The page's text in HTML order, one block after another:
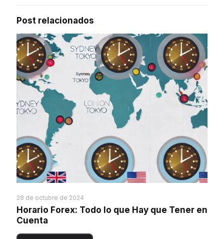
Post relacionados
28 de octubre de 2024
Horario Forex: Todo lo que Hay que Tener en
Cuenta